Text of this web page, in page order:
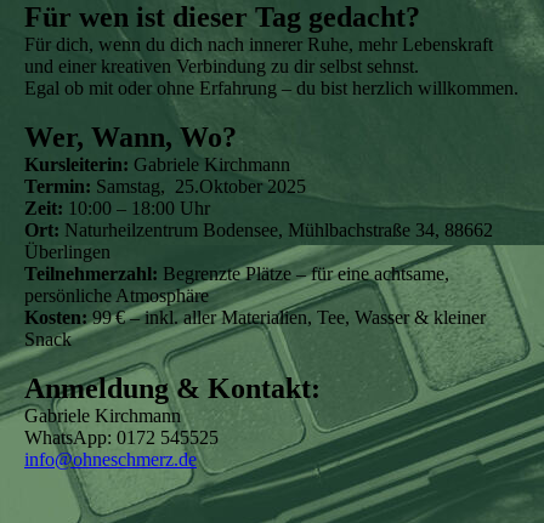
Für wen ist dieser Tag gedacht?
Für dich, wenn du dich nach innerer Ruhe, mehr Lebenskraft
und einer kreativen Verbindung zu dir selbst sehnst.
Egal ob mit oder ohne Erfahrung – du bist herzlich willkommen.
Wer, Wann, Wo?
Kursleiterin: Gabriele Kirchmann
Termin: Samstag, 25.Oktober 2025
Zeit: 10:00 – 18:00 Uhr
Ort: Naturheilzentrum Bodensee, Mühlbachstraße 34, 88662
Überlingen
Teilnehmerzahl: Begrenzte Plätze – für eine achtsame,
persönliche Atmosphäre
Kosten: 99 € – inkl. aller Materialien, Tee, Wasser & kleiner
Snack
Anmeldung & Kontakt:
Gabriele Kirchmann
WhatsApp: 0172 545525
info@ohneschmerz.de